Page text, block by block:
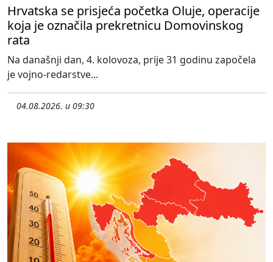
Hrvatska se prisjeća početka Oluje, operacije
koja je označila prekretnicu Domovinskog
rata
Na današnji dan, 4. kolovoza, prije 31 godinu započela
je vojno-redarstve...
04.08.2026. u 09:30